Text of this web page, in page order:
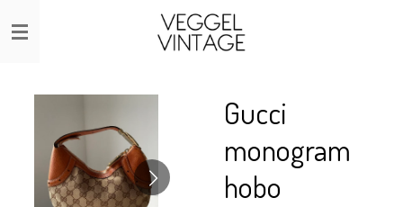
Ga
direct
Gucci
monogram
hobo